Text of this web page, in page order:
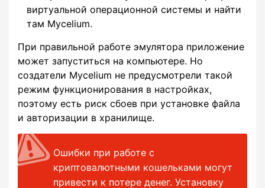
виртуальной операционной системы и найти
там Mycelium.
При правильной работе эмулятора приложение
может запуститься на компьютере. Но
создатели Mycelium не предусмотрели такой
режим функционирования в настройках,
поэтому есть риск сбоев при установке файла
и авторизации в хранилище.
Ошибки при работе с
криптовалютными кошельками могут
привести к потере денег. Установку